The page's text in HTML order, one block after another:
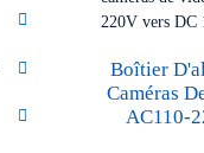
Boîtier
Caméras
AC110-